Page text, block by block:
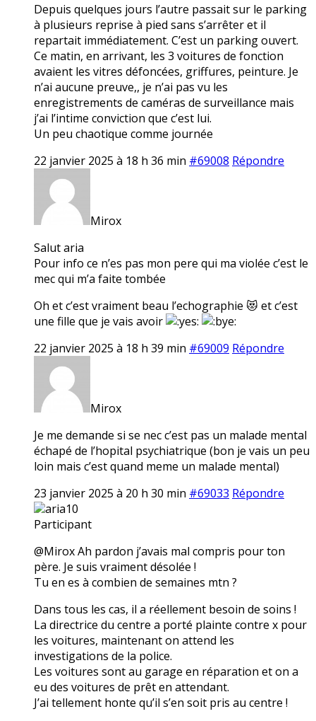
Depuis quelques jours l’autre passait sur le parking
à plusieurs reprise à pied sans s’arrêter et il
repartait immédiatement. C’est un parking ouvert.
Ce matin, en arrivant, les 3 voitures de fonction
avaient les vitres défoncées, griffures, peinture. Je
n’ai aucune preuve,, je n’ai pas vu les
enregistrements de caméras de surveillance mais
j’ai l’intime conviction que c’est lui.
Un peu chaotique comme journée
22 janvier 2025 à 18 h 36 min #69008 Répondre
Mirox
Salut aria
Pour info ce n’es pas mon pere qui ma violée c’est le
mec qui m’a faite tombée
Oh et c’est vraiment beau l’echographie 😻 et c’est
une fille que je vais avoir
22 janvier 2025 à 18 h 39 min #69009 Répondre
Mirox
Je me demande si se nec c’est pas un malade mental
échapé de l’hopital psychiatrique (bon je vais un peu
loin mais c’est quand meme un malade mental)
23 janvier 2025 à 20 h 30 min #69033 Répondre
aria10
Participant
@Mirox Ah pardon j’avais mal compris pour ton
père. Je suis vraiment désolée !
Tu en es à combien de semaines mtn ?
Dans tous les cas, il a réellement besoin de soins !
La directrice du centre a porté plainte contre x pour
les voitures, maintenant on attend les
investigations de la police.
Les voitures sont au garage en réparation et on a
eu des voitures de prêt en attendant.
J’ai tellement honte qu’il s’en soit pris au centre !